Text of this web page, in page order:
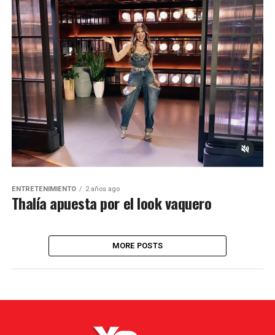
ENTRETENIMIENTO 2 años ago
Thalía apuesta por el look vaquero
MORE POSTS